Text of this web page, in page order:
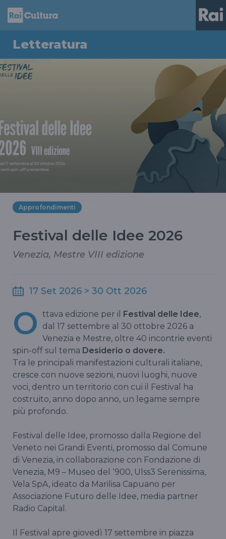
Letteratura
Approfondimenti
Festival delle Idee 2026
Venezia, Mestre VIII edizione
17 Set 2026 > 30 Ott 2026
O ttava edizione per il Festival delle Idee,
dal 17 settembre al 30 ottobre 2026 a
Venezia e Mestre, oltre 40 incontrie eventi
spin-off sul tema Desiderio o dovere.
Tra le principali manifestazioni culturali italiane,
cresce con nuove sezioni, nuovi luoghi, nuove
voci, dentro un territorio con cui il Festival ha
costruito, anno dopo anno, un legame sempre
più profondo.
Festival delle Idee, promosso dalla Regione del
Veneto nei Grandi Eventi, promosso dal Comune
di Venezia, in collaborazione con Fondazione di
Venezia, M9 – Museo del ‘900, Ulss3 Serenissima,
Vela SpA, ideato da Marilisa Capuano per
Associazione Futuro delle Idee, media partner
Radio Capital.
Il Festival apre giovedì 17 settembre in piazza